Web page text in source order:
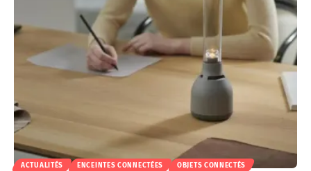
ACTUALITÉS ENCEINTES CONNECTÉES OBJETS CONNECTÉS